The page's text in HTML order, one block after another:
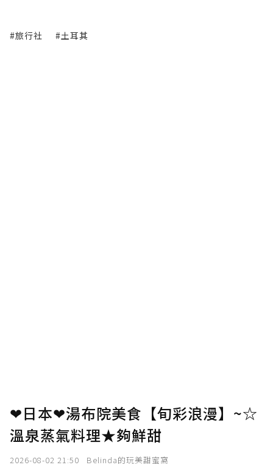
#旅行社 #土耳其
❤日本❤湯布院美食【旬彩浪漫】~☆
溫泉蒸氣料理★夠鮮甜
2026-08-02 21:50 Belinda的玩美甜蜜窩